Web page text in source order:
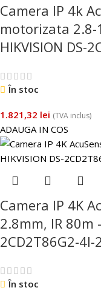
Camera IP 4k
motorizata 2.8-
HIKVISION DS-
În stoc
1.821,32 lei (TVA inclus)
ADAUGA IN COS
Camera IP 4K
2.8mm, IR 80m
2CD2T86G2-4I-
În stoc